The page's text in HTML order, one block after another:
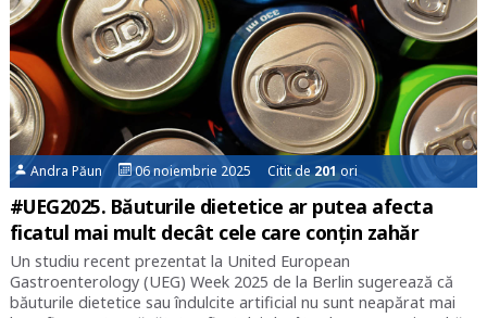
Andra Păun 06 noiembrie 2025 Citit de201ori
#UEG2025. Băuturile dietetice ar putea afecta
ficatul mai mult decât cele care conțin zahăr
Un studiu recent prezentat la United European
Gastroenterology (UEG) Week 2025 de la Berlin sugerează că
băuturile dietetice sau îndulcite artificial nu sunt neapărat mai